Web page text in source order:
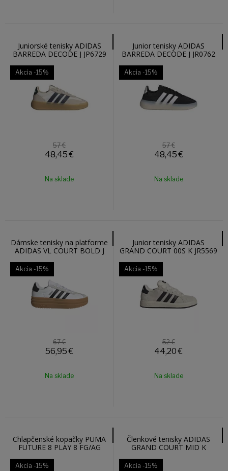
Juniorské tenisky ADIDAS
BARREDA DECODE J JP6729
Akcia -15%
57 €
48,45 €
Na sklade
Junior tenisky ADIDAS
BARREDA DECODE J JR0762
Akcia -15%
57 €
48,45€
Na sklade
Dámske tenisky na platforme
ADIDAS VL COURT BOLD J
Akcia -15%
67 €
56,95 €
Na sklade
Junior tenisky ADIDAS
GRAND COURT 00S K JR5569
Akcia -15%
52 €
44,20 €
Na sklade
Chlapčenské kopačky PUMA
FUTURE 8 PLAY 8 FG/AG
Akcia -15%
Členkové tenisky ADIDAS
GRAND COURT MID K
Akcia -15%